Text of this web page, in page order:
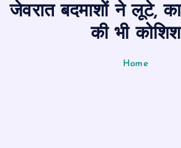
जेवरात बदमाशों ने लूटे,
की भी कोशिश
Home